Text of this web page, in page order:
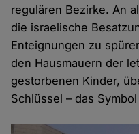
regulären Bezirke. An
die israelische
Enteignungen zu
den Hausmauern der
gestorbenen Kinder,
Schlüssel – das